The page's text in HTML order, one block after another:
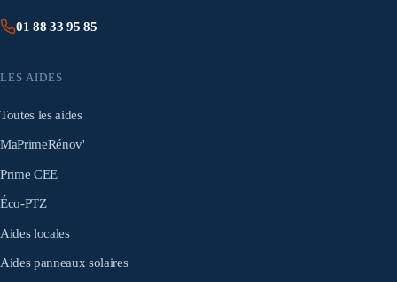
01 88 33 95 85
LES AIDES
Toutes les aides
MaPrimeRénov'
Prime CEE
Éco-PTZ
Aides locales
Aides panneaux solaires